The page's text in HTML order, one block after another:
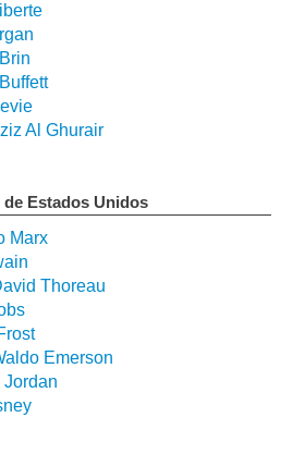
Al Ghurair
Estados Unidos
Marx
Thoreau
Emerson
Jordan